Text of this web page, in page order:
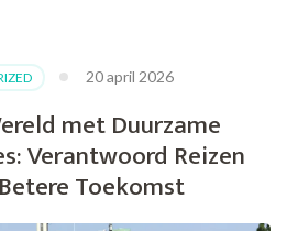
Op
Kunt
Gaan:
en
Adviezen
20 april 2026
met Duurzame
Verantwoord Reizen
Toekomst